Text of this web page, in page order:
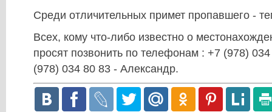
Среди отличительных примет пропавшего -
Всех, кому что-либо известно о
просят позвонить по телефонам : +7 (978)
(978) 034 80 83 - Александр.